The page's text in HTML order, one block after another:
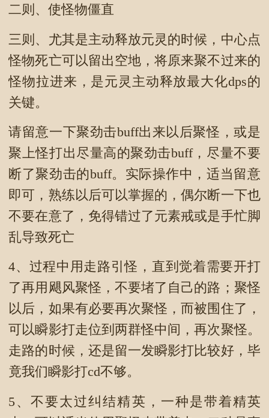
二则、使怪物僵直
三则、尤其是主动释放元灵的时候，中心点
怪物死亡可以留出空地，将原来聚不过来的
怪物拉进来，是元灵主动释放最大化dps的
关键。
请留意一下聚劲击buff出来以后聚怪，或是
聚上怪打出尽量高的聚劲击buff，尽量不要
断了聚劲击的buff。实际操作中，适当留意
即可，熟练以后可以掌握的，偶尔断一下也
不要在意了，免得错过了元素戒或是手忙脚
乱导致死亡
4、过程中用走路引怪，直到觉着需要开打
了再用飓风聚怪，不要堵了自己的路；聚怪
以后，如果有必要再次聚怪，而被围住了，
可以瞬影打走位到两群怪中间，再次聚怪。
走路的时候，还是留一发瞬影打比较好，毕
竟我们瞬影打cd不够。
5、不要太过纠结精英，一种是带着精英